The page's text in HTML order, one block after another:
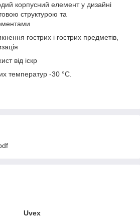
корпусний елемент у дизайні
структурою та
гострих і гострих предметів,
від іскр
температур -30 °C.
Uvex